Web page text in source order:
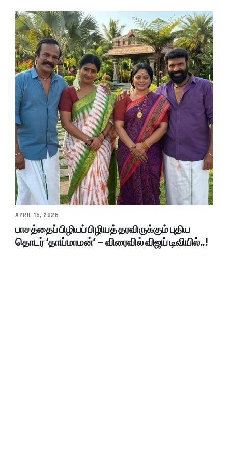
APRIL 15, 2026
பாசத்தைப் பிழியப் பிழியத் தரவிருக்கும் புதிய
தொடர் ‘தாய்மாமன்’ – விரைவில் விஜய் டிவியில்..!